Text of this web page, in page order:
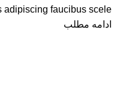
faucibus scele...
ادامه مطلب